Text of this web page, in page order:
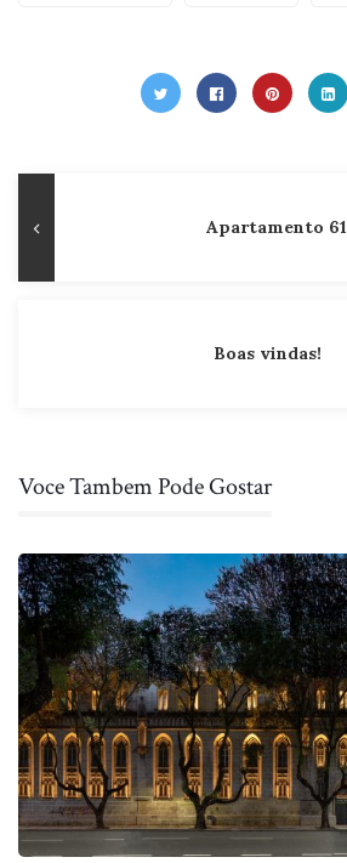
de
Post
Publicação
Apartamento 61
Boas vindas!
Voce Tambem Pode Gostar